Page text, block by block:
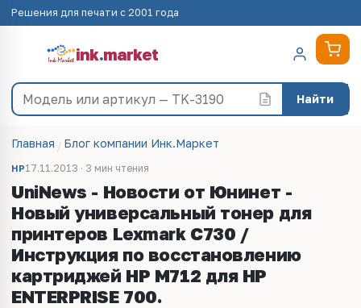
Решения для печати с 2001 года
ink.market
Найти
Главная Блог компании Инк.Маркет
HP17.11.2013 · 3 мин чтения
UniNews - Новости от Юнинет -
Новый универсальный тонер для
принтеров Lexmark C730 /
Инструкция по восстановлению
картриджей HP M712 для HP
ENTERPRISE 700.